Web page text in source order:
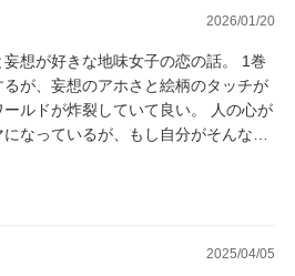
2026/01/20
が好きな地味女子の恋の話。 1巻
が、妄想のアホさと絵柄のタッチが
が炸裂していて良い。 人の心が
なっているが、もし自分がそんな能
気がする。 ...
2025/04/05